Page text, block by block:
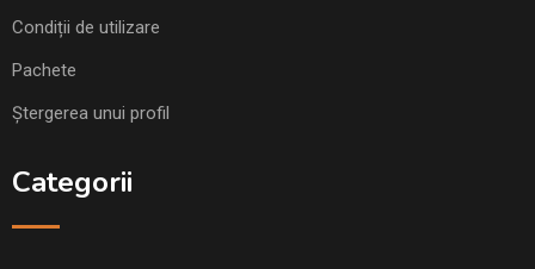
Condiții de utilizare
Pachete
Ștergerea unui profil
Categorii